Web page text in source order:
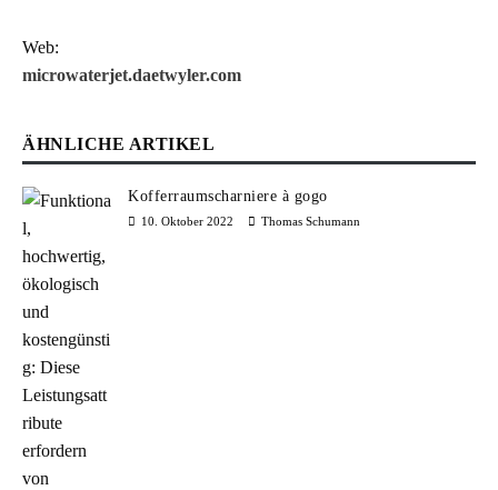
Web:
microwaterjet.daetwyler.com
ÄHNLICHE ARTIKEL
Kofferraumscharniere à gogo
10. Oktober 2022 Thomas Schumann